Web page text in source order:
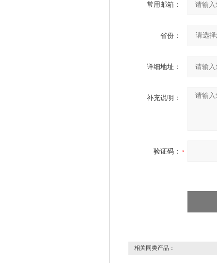
常用邮箱：
省份：
详细地址：
补充说明：
验证码：
相关同类产品：